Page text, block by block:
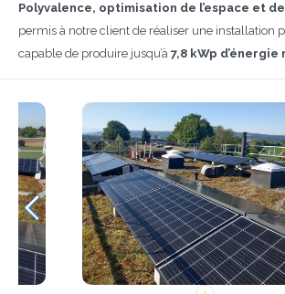
Polyvalence, optimisation de l’espace et
permis à notre client de réaliser une installation
capable de produire jusqu’à 7,8 kWp